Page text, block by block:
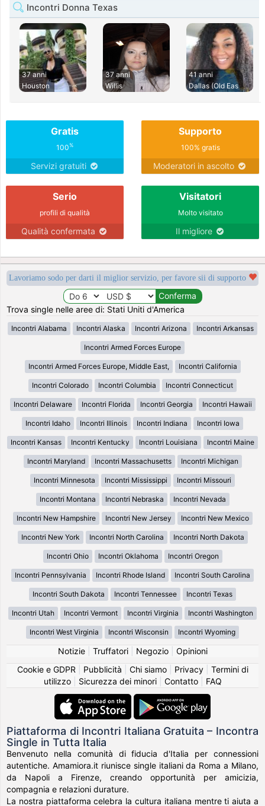
Incontri Donna Texas
37 anni
Houston
37 anni
Willis
41 anni
Dallas (Old Eas
Gratis
100%
Servizi gratuiti
Supporto
100% gratis
Moderatori in ascolto
Serio
profili di qualità
Qualità confermata
Visitatori
Molto visitato
Il migliore
Lavoriamo sodo per darti il miglior servizio, per favore sii di supporto
Trova single nelle aree di: Stati Uniti d'America
Incontri Alabama Incontri Alaska Incontri Arizona Incontri Arkansas
Incontri Armed Forces Europe
Incontri Armed Forces Europe, Middle East, Incontri California
Incontri Colorado Incontri Columbia Incontri Connecticut
Incontri Delaware Incontri Florida Incontri Georgia Incontri Hawaii
Incontri Idaho Incontri Illinois Incontri Indiana Incontri Iowa
Incontri Kansas Incontri Kentucky Incontri Louisiana Incontri Maine
Incontri Maryland Incontri Massachusetts Incontri Michigan
Incontri Minnesota Incontri Mississippi Incontri Missouri
Incontri Montana Incontri Nebraska Incontri Nevada
Incontri New Hampshire Incontri New Jersey Incontri New Mexico
Incontri New York Incontri North Carolina Incontri North Dakota
Incontri Ohio Incontri Oklahoma Incontri Oregon
Incontri Pennsylvania Incontri Rhode Island Incontri South Carolina
Incontri South Dakota Incontri Tennessee Incontri Texas
Incontri Utah Incontri Vermont Incontri Virginia Incontri Washington
Incontri West Virginia Incontri Wisconsin Incontri Wyoming
Notizie| Truffatori| Negozio| Opinioni
Cookie e GDPR
Pubblicità Chi siamo| Privacy| Termini di
utilizzo| Sicurezza dei minori| Contatto| FAQ
Piattaforma di Incontri Italiana Gratuita – Incontra
Single in Tutta Italia
Benvenuto nella comunità di fiducia d'Italia per connessioni
autentiche. Amamiora.it riunisce single italiani da Roma a Milano,
da Napoli a Firenze, creando opportunità per amicizia,
compagnia e relazioni durature.
La nostra piattaforma celebra la cultura italiana mentre ti aiuta a